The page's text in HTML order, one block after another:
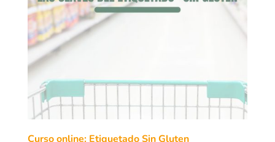
Curso online: Etiquetado Sin Gluten